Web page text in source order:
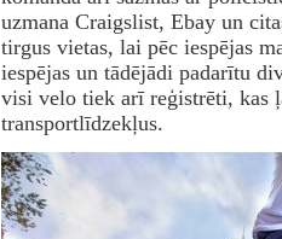
uzmana Craigslist, Ebay un
tirgus vietas, lai pēc iespējas
iespējas un tādējādi padarītu
visi velo tiek arī reģistrēti, kas
transportlīdzekļus.